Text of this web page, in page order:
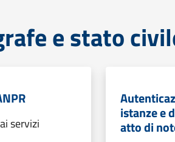
e stato
servizi
istanze e
atto di